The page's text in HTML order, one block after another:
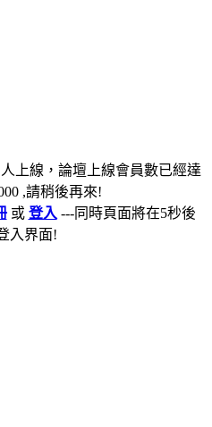
上線，論壇上線會員數已經達
,請稍後再來!
或 登入 ---同時頁面將在5秒後
入界面!